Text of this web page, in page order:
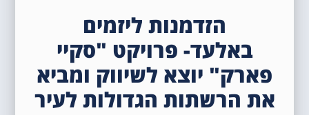
הזדמנות ליזמים
באלעד- פרויקט "סקיי
פארק" יוצא לשיווק ומביא
את הרשתות הגדולות לעיר